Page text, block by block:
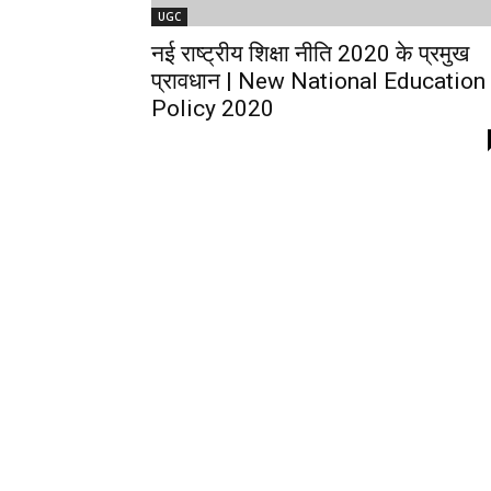
UGC
नई राष्ट्रीय शिक्षा नीति 2020 के प्रमुख
प्रावधान | New National Education
Policy 2020